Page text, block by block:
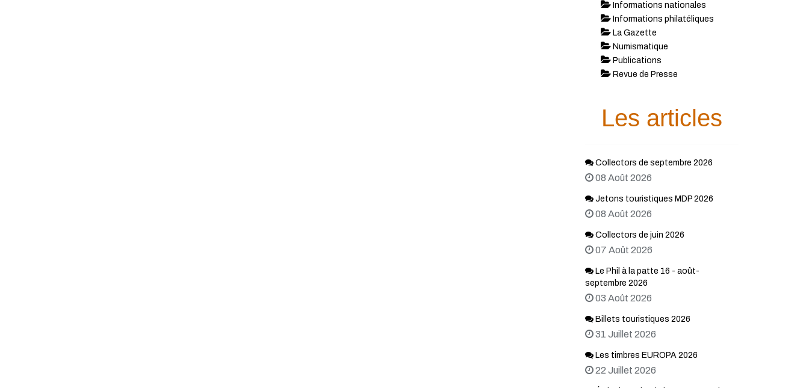
Informations nationales
Informations philatéliques
La Gazette
Numismatique
Publications
Revue de Presse
Les articles
Collectors de septembre 2026
08 Août 2026
Jetons touristiques MDP 2026
08 Août 2026
Collectors de juin 2026
07 Août 2026
Le Phil à la patte 16 - août-
septembre 2026
03 Août 2026
Billets touristiques 2026
31 Juillet 2026
Les timbres EUROPA 2026
22 Juillet 2026